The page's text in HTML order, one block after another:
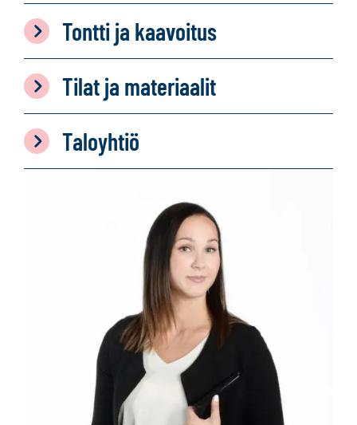
Tontti ja kaavoitus
Tilat ja materiaalit
Taloyhtiö